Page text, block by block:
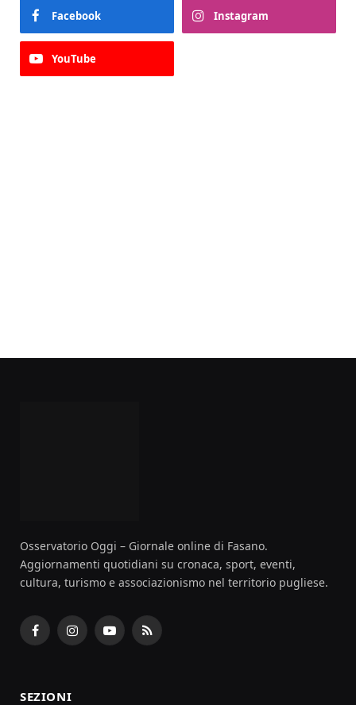
Facebook Instagram
YouTube
Osservatorio Oggi – Giornale online di Fasano.
Aggiornamenti quotidiani su cronaca, sport, eventi,
cultura, turismo e associazionismo nel territorio pugliese.
FacebookInstagramYouTubeRSS
SEZIONI